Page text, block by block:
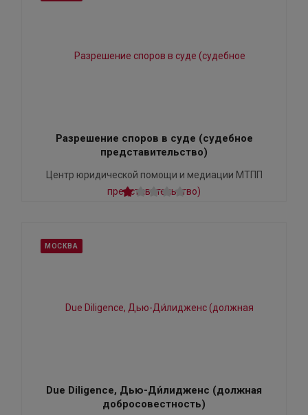
Разрешение споров в суде (судебное
представительство)
Центр юридической помощи и медиации МТПП
МОСКВА
Due Diligence, Дью-Ди́лидженс (должная
добросовестность)